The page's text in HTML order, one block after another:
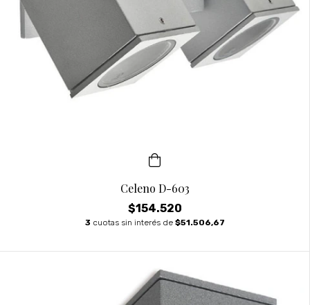
Celeno D-603
$154.520
3 cuotas sin interés de $51.506,67